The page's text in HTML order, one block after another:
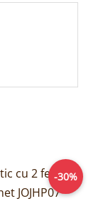
-30%
Prețul
este: